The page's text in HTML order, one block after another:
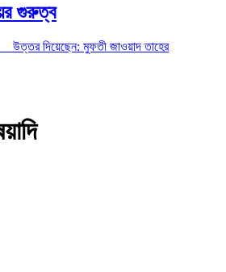
গুরুত্ব
উত্তর দিয়েছেন: মুফতী জাওয়াদ তাহের